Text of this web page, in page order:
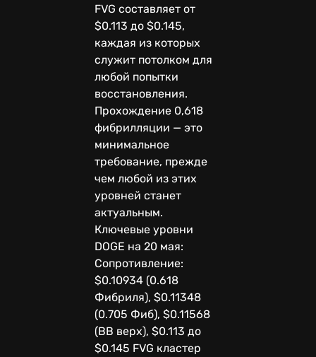
FVG составляет от
$0.113 до $0.145,
каждая из которых
служит потолком для
любой попытки
восстановления.
Прохождение 0,618
фибрилляции — это
минимальное
требование, прежде
чем любой из этих
уровней станет
актуальным.
Ключевые уровни
DOGE на 20 мая:
Сопротивление:
$0.10934 (0.618
Фибриля), $0.11348
(0.705 Фиб), $0.11568
(BB верх), $0.113 до
$0.145 FVG кластер